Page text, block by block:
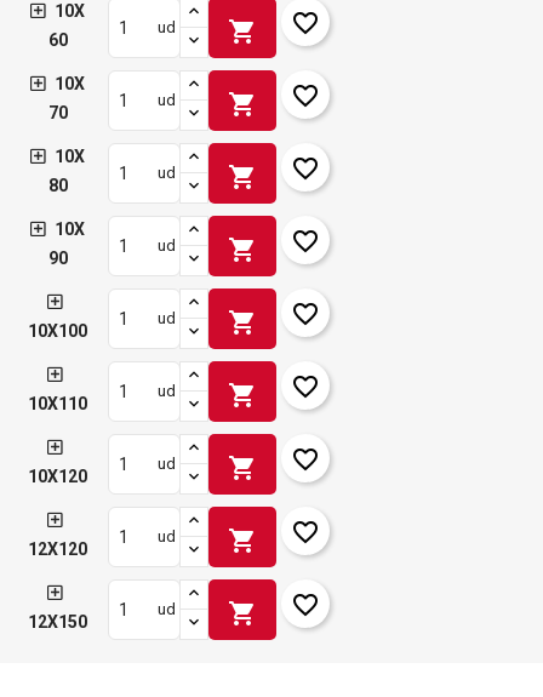
10X
60
ud shopping_cart favorite_border
10X
70
ud shopping_cart favorite_border
10X
80
ud shopping_cart favorite_border
10X
90
ud shopping_cart favorite_border
10X100
ud shopping_cart favorite_border
10X110
ud shopping_cart favorite_border
10X120
ud shopping_cart favorite_border
12X120
ud shopping_cart favorite_border
12X150
ud shopping_cart favorite_border